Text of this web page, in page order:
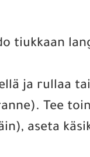
tiukkaan
ja rullaa
Tee
aseta